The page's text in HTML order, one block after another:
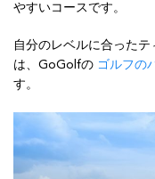
やすいコースです。
自分のレベルに合った
は、GoGolfの ゴルフの
す。